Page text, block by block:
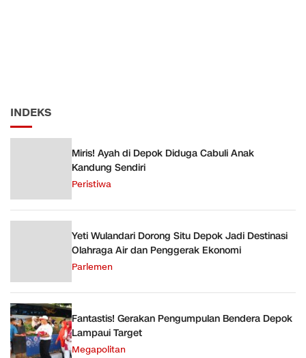
INDEKS
Miris! Ayah di Depok Diduga Cabuli Anak
Kandung Sendiri
Peristiwa
Yeti Wulandari Dorong Situ Depok Jadi Destinasi
Olahraga Air dan Penggerak Ekonomi
Parlemen
Fantastis! Gerakan Pengumpulan Bendera Depok
Lampaui Target
Megapolitan